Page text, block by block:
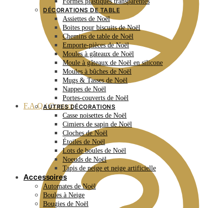
F.A.Q / Contact
DÉCORATIONS DE TABLE
Assiettes de Noël
Boites pour biscuits de Noël
Chemins de table de Noël
Emporte-pièces de Noël
Moules à gâteaux de Noël
Moule à gâteaux de Noël en silicone
Moules à bûches de Noël
Mugs & Tasses de Noël
Nappes de Noël
Portes-couverts de Noël
AUTRES DÉCORATIONS
Casse noisettes de Noël
Cimiers de sapin de Noël
Cloches de Noël
Étoiles de Noël
Lots de boules de Noël
Noeuds de Noël
Tapis de neige et neige artificielle
Accessoires
Automates de Noël
Boules à Neige
Bougies de Noël